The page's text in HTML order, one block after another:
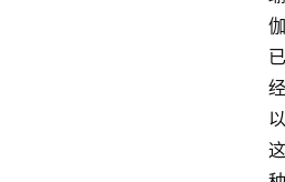
伽
已
经
以
这